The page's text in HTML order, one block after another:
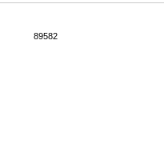
89582